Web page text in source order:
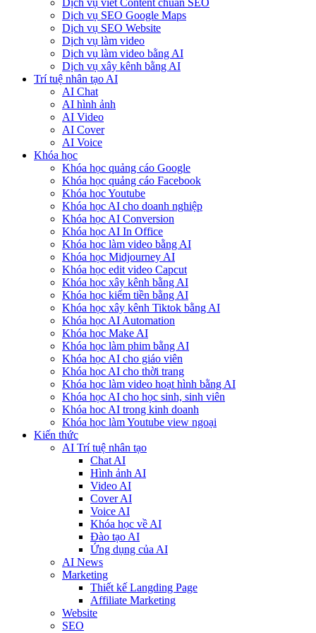
Dịch vụ viết Content chuẩn SEO
Dịch vụ SEO Google Maps
Dịch vụ SEO Website
Dịch vụ làm video
Dịch vụ làm video bằng AI
Dịch vụ xây kênh bằng AI
Trí tuệ nhân tạo AI
AI Chat
AI hình ảnh
AI Video
AI Cover
AI Voice
Khóa học
Khóa học quảng cáo Google
Khóa học quảng cáo Facebook
Khóa học Youtube
Khóa học AI cho doanh nghiệp
Khóa học AI Conversion
Khóa học AI In Office
Khóa học làm video bằng AI
Khóa học Midjourney AI
Khóa học edit video Capcut
Khóa học xây kênh bằng AI
Khóa học kiếm tiền bằng AI
Khóa học xây kênh Tiktok bằng AI
Khóa học AI Automation
Khóa học Make AI
Khóa học làm phim bằng AI
Khóa học AI cho giáo viên
Khóa học AI cho thời trang
Khóa học làm video hoạt hình bằng AI
Khóa học AI cho học sinh, sinh viên
Khóa hoc AI trong kinh doanh
Khóa học làm Youtube view ngoại
Kiến thức
AI Trí tuệ nhân tạo
Chat AI
Hình ảnh AI
Video AI
Cover AI
Voice AI
Khóa học về AI
Đào tạo AI
Ứng dụng của AI
AI News
Marketing
Thiết kế Langding Page
Affiliate Marketing
Website
SEO